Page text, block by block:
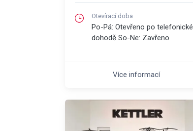
Otevírací doba
Po-Pá: Otevřeno po telefonické
dohodě So-Ne: Zavřeno
Více informací